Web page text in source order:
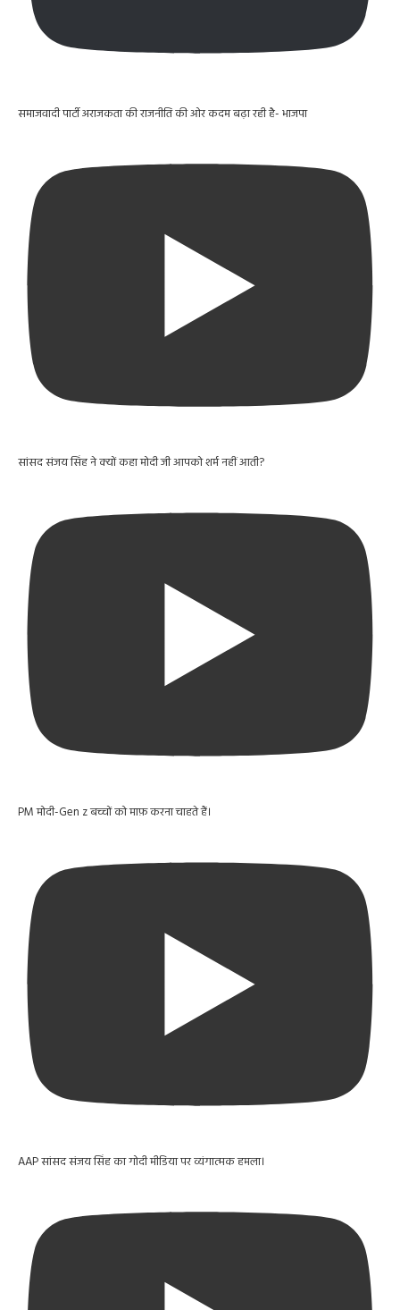
समाजवादी पार्टी अराजकता की राजनीति की ओर कदम बढ़ा रही है- भाजपा
सांसद संजय सिंह ने क्यों कहा मोदी जी आपको शर्म नहीं आती?
PM मोदी-Gen z बच्चों को माफ़ करना चाहते हैं।
AAP सांसद संजय सिंह का गोदी मीडिया पर व्यंगात्मक हमला।